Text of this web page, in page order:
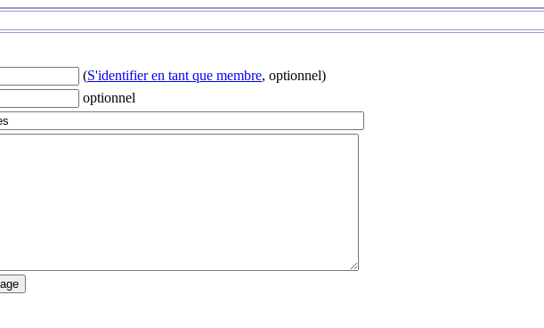
(S'identifier en tant que membre, optionnel)
optionnel